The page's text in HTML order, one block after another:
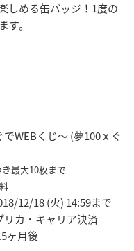
しめる缶バッジ！1度の
。
WEBくじ～ (夢100ｘぐ
最大10枚まで
12/18 (火) 14:59まで
カ・キャリア決済
ヶ月後